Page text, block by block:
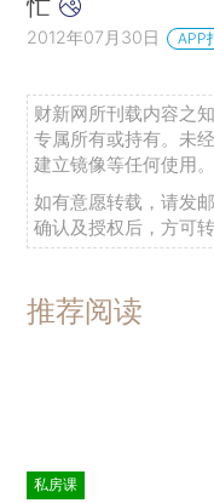
2012年07月30日 APP
财新网所刊载内容之
专属所有或持有。未
建立镜像等任何使用。
如有意愿转载，请发
确认及授权后，方可转
推荐阅读
私房课